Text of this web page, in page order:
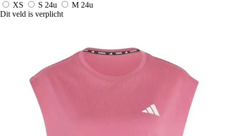
XS
S 24u M 24u
Dit veld is verplicht